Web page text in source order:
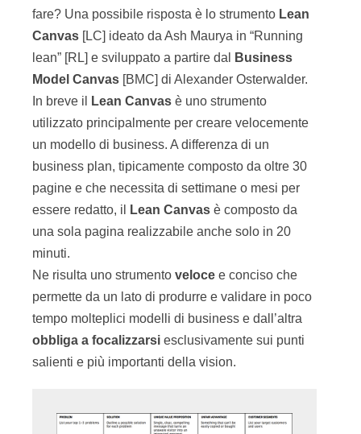
fare? Una possibile risposta è lo strumento Lean
Canvas [LC] ideato da Ash Maurya in “Running
lean” [RL] e sviluppato a partire dal
Business
Model Canvas [BMC] di Alexander Osterwalder.
In breve il
Lean Canvas è uno strumento
utilizzato principalmente per creare velocemente
un modello di business. A differenza di un
business plan, tipicamente composto da oltre 30
pagine e che necessita di settimane o mesi per
essere redatto, il
Lean Canvas è composto da
una sola pagina realizzabile anche solo in 20
minuti.
Ne risulta uno strumento veloce e conciso che
permette da un lato di produrre e validare in poco
tempo molteplici modelli di business e dall’altra
obbliga a focalizzarsi esclusivamente sui punti
salienti e più importanti della vision.